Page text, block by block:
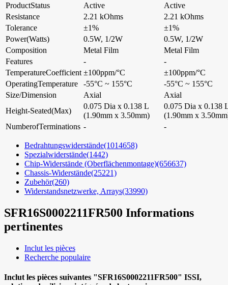
ProductStatus
Active
Active
Resistance
2.21 kOhms
2.21 kOhms
Tolerance
±1%
±1%
Power(Watts)
0.5W, 1/2W
0.5W, 1/2W
Composition
Metal Film
Metal Film
Features
-
-
TemperatureCoefficient ±100ppm/°C
±100ppm/°C
OperatingTemperature
-55°C ~ 155°C
-55°C ~ 155°C
Size/Dimension
Axial
Axial
Height-Seated(Max)
0.075 Dia x 0.138 L
(1.90mm x 3.50mm)
0.075 Dia x 0.138
(1.90mm x
NumberofTerminations - -
Bedrahtungswiderstände(1014658)
Spezialwiderstände(1442)
Chip-Widerstände (Oberflächenmontage)(656637)
Chassis-Widerstände(25221)
Zubehör(260)
Widerstandsnetzwerke, Arrays(33990)
SFR16S0002211FR500 Informations
pertinentes
Inclut les pièces
Recherche populaire
Inclut les pièces suivantes "SFR16S0002211FR500" ISSI,